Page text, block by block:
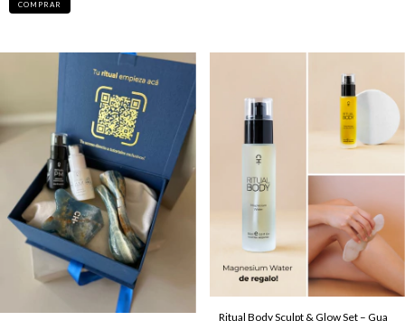
Ritual Body Sculpt & Glow Set – Gua